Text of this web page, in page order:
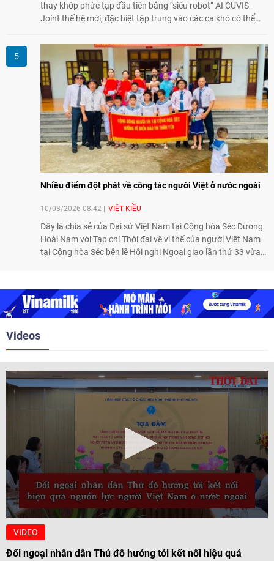
thay khớp phức tạp đầu tiên bằng “siêu robot” AI CUVIS-
Joint thế hệ mới, đặc biệt tập trung vào các ca khó có thể
mở ra cơ hội mới cho nhiều người bệnh đang đối mặt nguy
cơ “tàn phế”.
Nhiều điểm đột phát về công tác người Việt ở nước ngoài
10/08/2026 08:42 VIỆT KIỀU
Đây là chia sẻ của Đại sứ Việt Nam tại Cộng hòa Séc Dương
Hoài Nam với Tạp chí Thời đại về vị thế của người Việt Nam
tại Cộng hòa Séc bên lề Hội nghị Ngoại giao lần thứ 33 vừa
Videos
VIDEO
Đối ngoại nhân dân Thủ đô hướng tới kết nối hiệu quả